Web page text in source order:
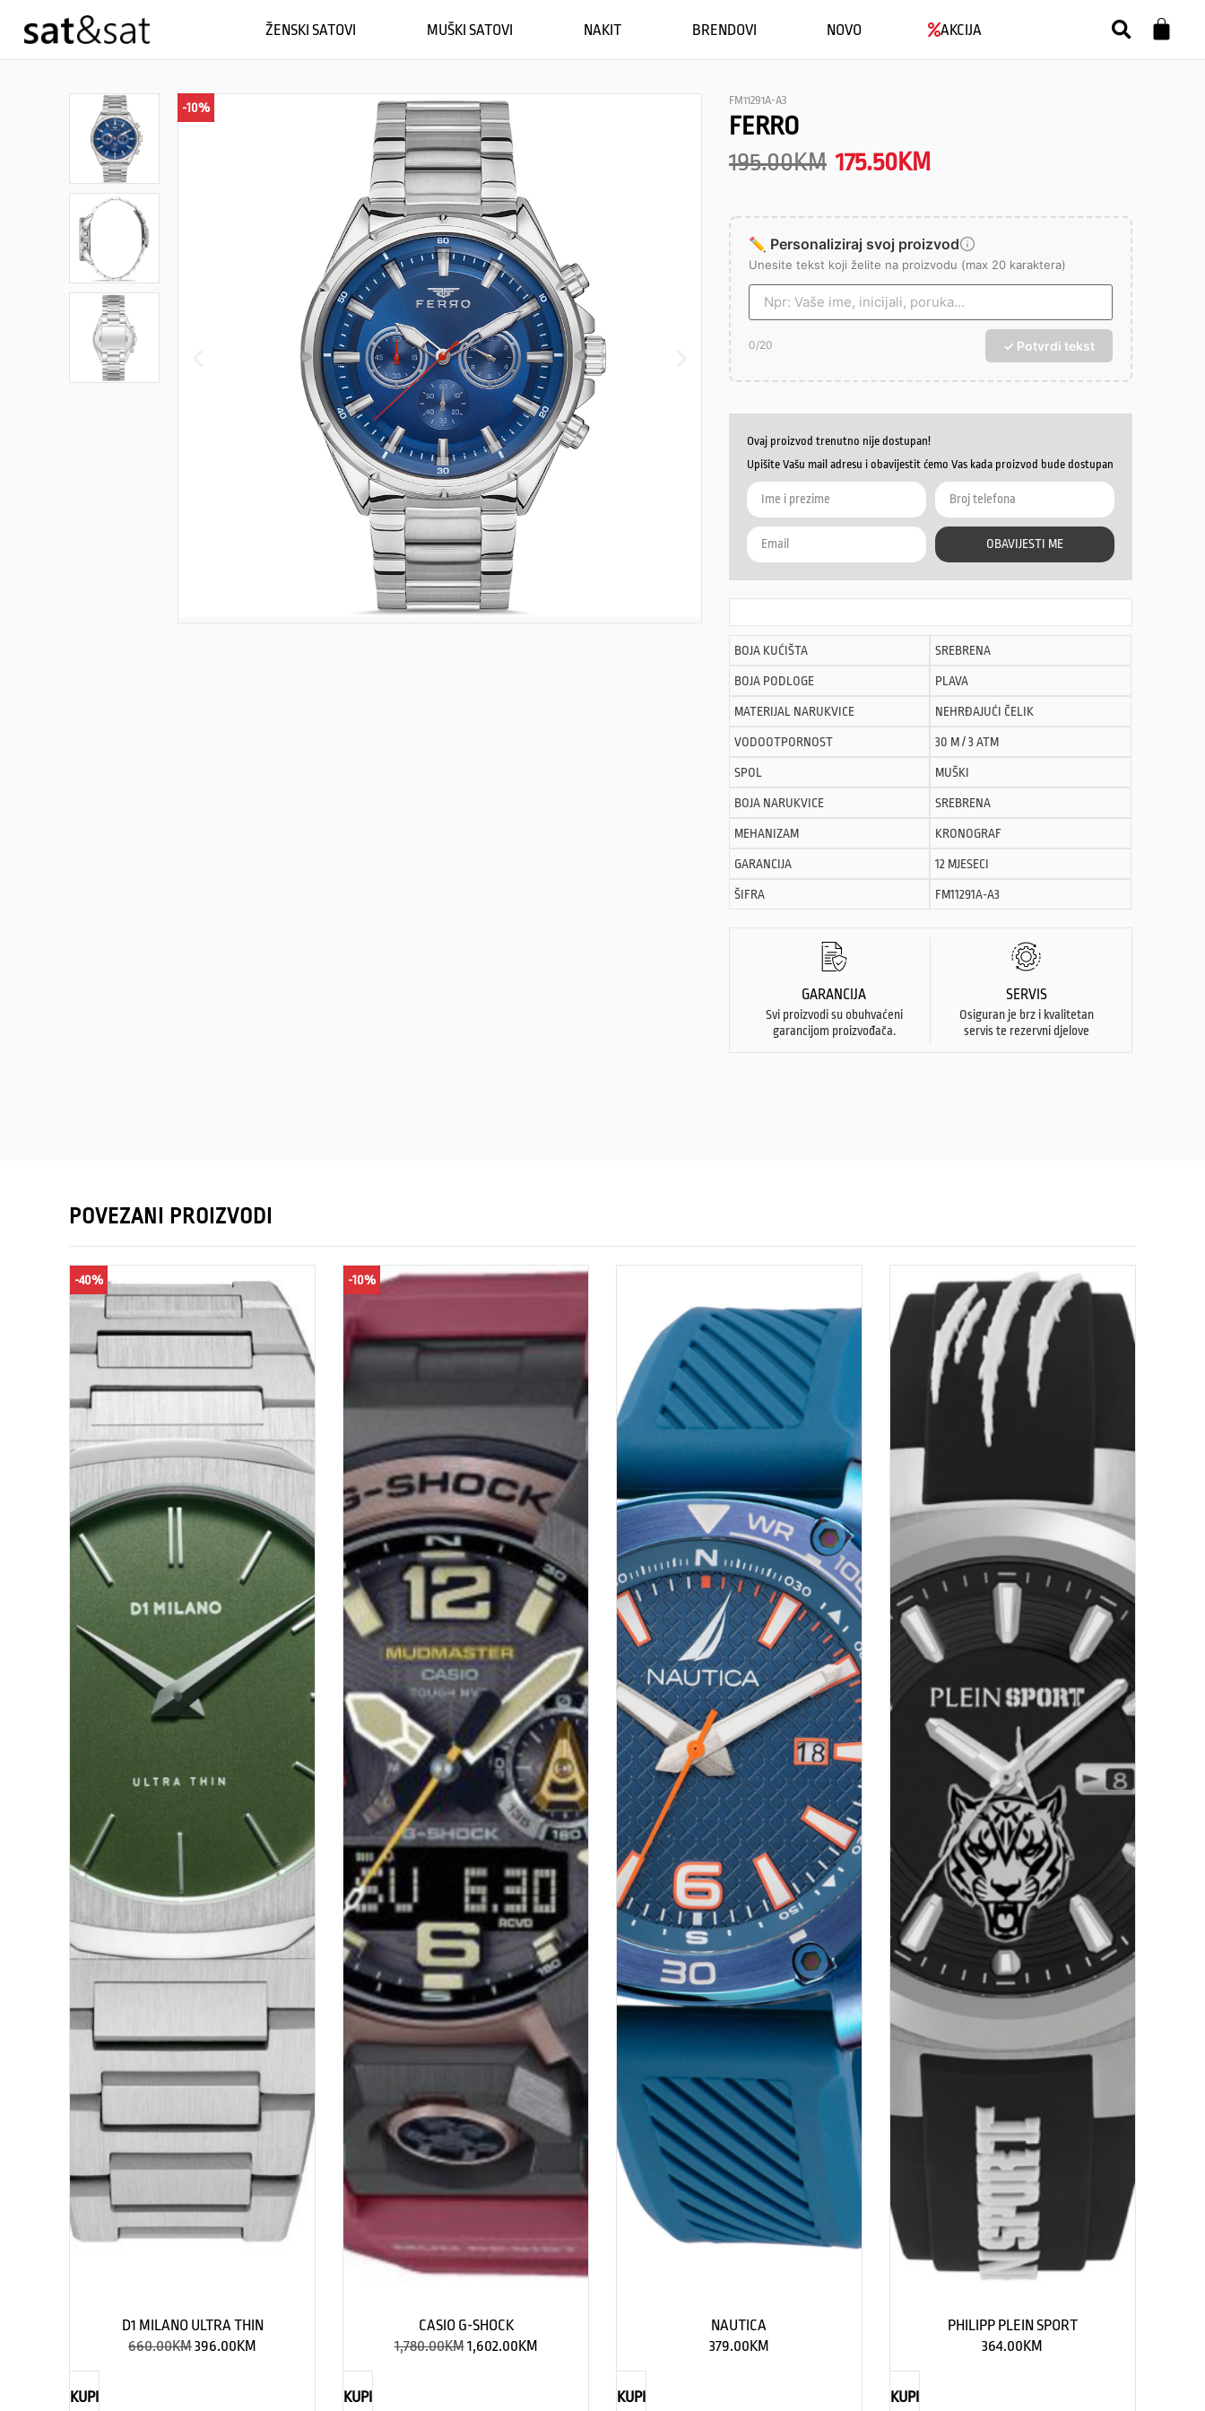
ŽENSKI SATOVI MUŠKI SATOVI NAKIT BRENDOVI NOVO AKCIJA
-10%
FM11291A-A3
FERRO
195.00KM 175.50KM
✏️ Personaliziraj svoj proizvod
Unesite tekst koji želite na proizvodu (max 20 karaktera)
0/20 ✓ Potvrdi tekst
Ovaj proizvod trenutno nije dostupan!
Upišite Vašu mail adresu i obavijestit ćemo Vas kada proizvod bude dostupan
OBAVIJESTI ME
BOJA KUĆIŠTA SREBRENA
BOJA PODLOGE PLAVA
MATERIJAL NARUKVICE NEHRĐAJUĆI ČELIK
VODOOTPORNOST 30 M / 3 ATM
SPOL MUŠKI
BOJA NARUKVICE SREBRENA
MEHANIZAM KRONOGRAF
GARANCIJA 12 MJESECI
ŠIFRA FM11291A-A3
GARANCIJA
Svi proizvodi su obuhvaćeni
garancijom proizvođača.
SERVIS
Osiguran je brz i kvalitetan
servis te rezervni djelove
POVEZANI PROIZVODI
-40%
D1 MILANO ULTRA THIN
660.00KM396.00KM
KUPI
-10%
CASIO G-SHOCK
1,780.00KM1,602.00KM
KUPI
NAUTICA
379.00KM
KUPI
PHILIPP PLEIN SPORT
364.00KM
KUPI